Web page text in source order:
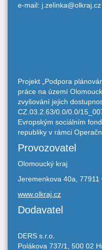
e-mail: j.zelinka@olkraj.cz
Projekt „Podpora
práce na území
zvyšování jejich
CZ.03.2.63/0.0/0.0/
Evropským sociálním
republiky v rámci
Provozovatel
Olomoucký kraj
Jeremenkova 40a, 77911
www.olkraj.cz
Dodavatel
DERS s.r.o.
Polákova 737/1, 500 02